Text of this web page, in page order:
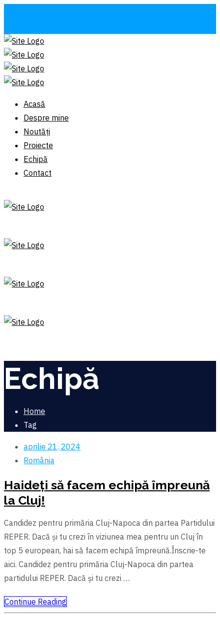
Acasă
Despre mine
Noutăți
Proiecte
Echipă
Contact
Echipă
Home
Tag
aprilie 21, 2024
România
Haideți să facem echipă împreună
la Cluj!
Candidez pentru primăria Cluj-Napoca din partea Partidului
REPER. Dacă și tu crezi în viziunea mea pentru un Cluj în
top 5 european, hai să facem echipă împreună.Înscrie-te
aici. Candidez pentru primăria Cluj-Napoca din partea
partidului REPER. Dacă și tu crezi …
Continue Reading